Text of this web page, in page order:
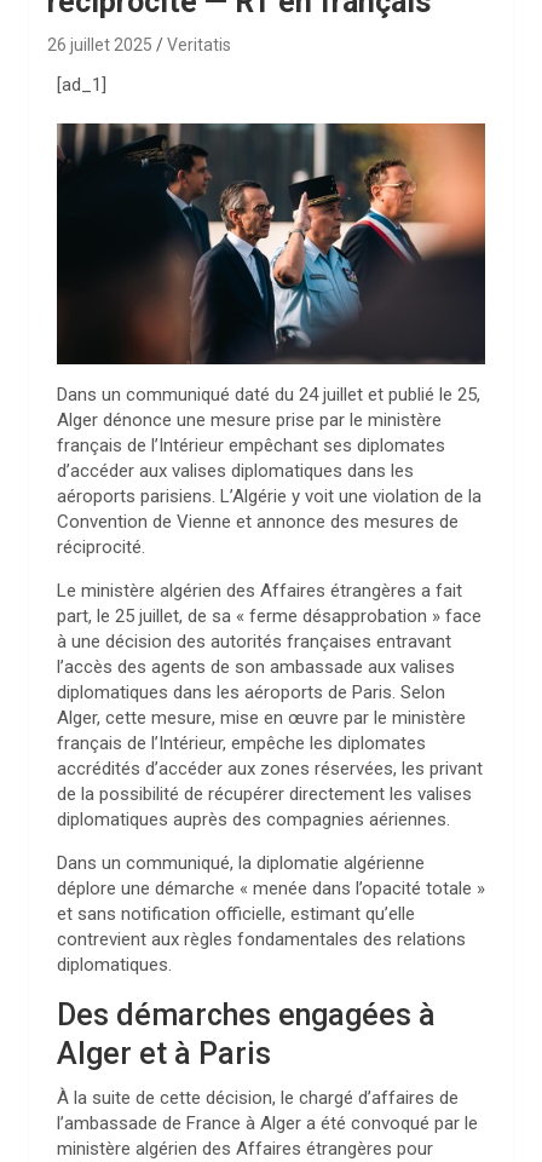
26 juillet 2025 Veritatis
[ad_1]
Dans un communiqué daté du 24 juillet et publié le 25,
Alger dénonce une mesure prise par le ministère
français de l’Intérieur empêchant ses diplomates
d’accéder aux valises diplomatiques dans les
aéroports parisiens. L’Algérie y voit une violation de la
Convention de Vienne et annonce des mesures de
réciprocité.
Le ministère algérien des Affaires étrangères a fait
part, le 25 juillet, de sa « ferme désapprobation » face
à une décision des autorités françaises entravant
l’accès des agents de son ambassade aux valises
diplomatiques dans les aéroports de Paris. Selon
Alger, cette mesure, mise en œuvre par le ministère
français de l’Intérieur, empêche les diplomates
accrédités d’accéder aux zones réservées, les privant
de la possibilité de récupérer directement les valises
diplomatiques auprès des compagnies aériennes.
Dans un communiqué, la diplomatie algérienne
déplore une démarche « menée dans l’opacité totale »
et sans notification officielle, estimant qu’elle
contrevient aux règles fondamentales des relations
diplomatiques.
Des démarches engagées à
Alger et à Paris
À la suite de cette décision, le chargé d’affaires de
l’ambassade de France à Alger a été convoqué par le
ministère algérien des Affaires étrangères pour